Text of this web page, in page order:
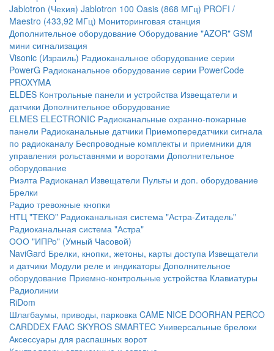
Jablotron (Чехия) Jablotron 100 Oasis (868 МГц) PROFI /
Maestro (433,92 МГц) Мониторинговая станция
Дополнительное оборудование Оборудование "AZOR" GSM
мини сигнализация
Visonic (Израиль) Радиоканальное оборудование серии
PowerG Радиоканальное оборудование серии PowerCode
PROXYMA
ELDES Контрольные панели и устройства Извещатели и
датчики Дополнительное оборудование
ELMES ELECTRONIC Радиоканальные охранно-пожарные
панели Радиоканальные датчики Приемопередатчики сигнала
по радиоканалу Беспроводные комплекты и приемники для
управления рольставнями и воротами Дополнительное
оборудование
Риэлта Радиоканал Извещатели Пульты и доп. оборудование
Брелки
Радио тревожные кнопки
НТЦ "ТЕКО" Радиоканальная система "Астра-Zитадель"
Радиоканальная система "Астра"
ООО "ИПРо" (Умный Часовой)
NaviGard Брелки, кнопки, жетоны, карты доступа Извещатели
и датчики Модули реле и индикаторы Дополнительное
оборудование Приемно-контрольные устройства Клавиатуры
Радиолинии
RiDom
Шлагбаумы, приводы, парковка CAME NICE DOORHAN PERCO
CARDDEX FAAC SKYROS SMARTEC Универсальные брелоки
Аксессуары для распашных ворот